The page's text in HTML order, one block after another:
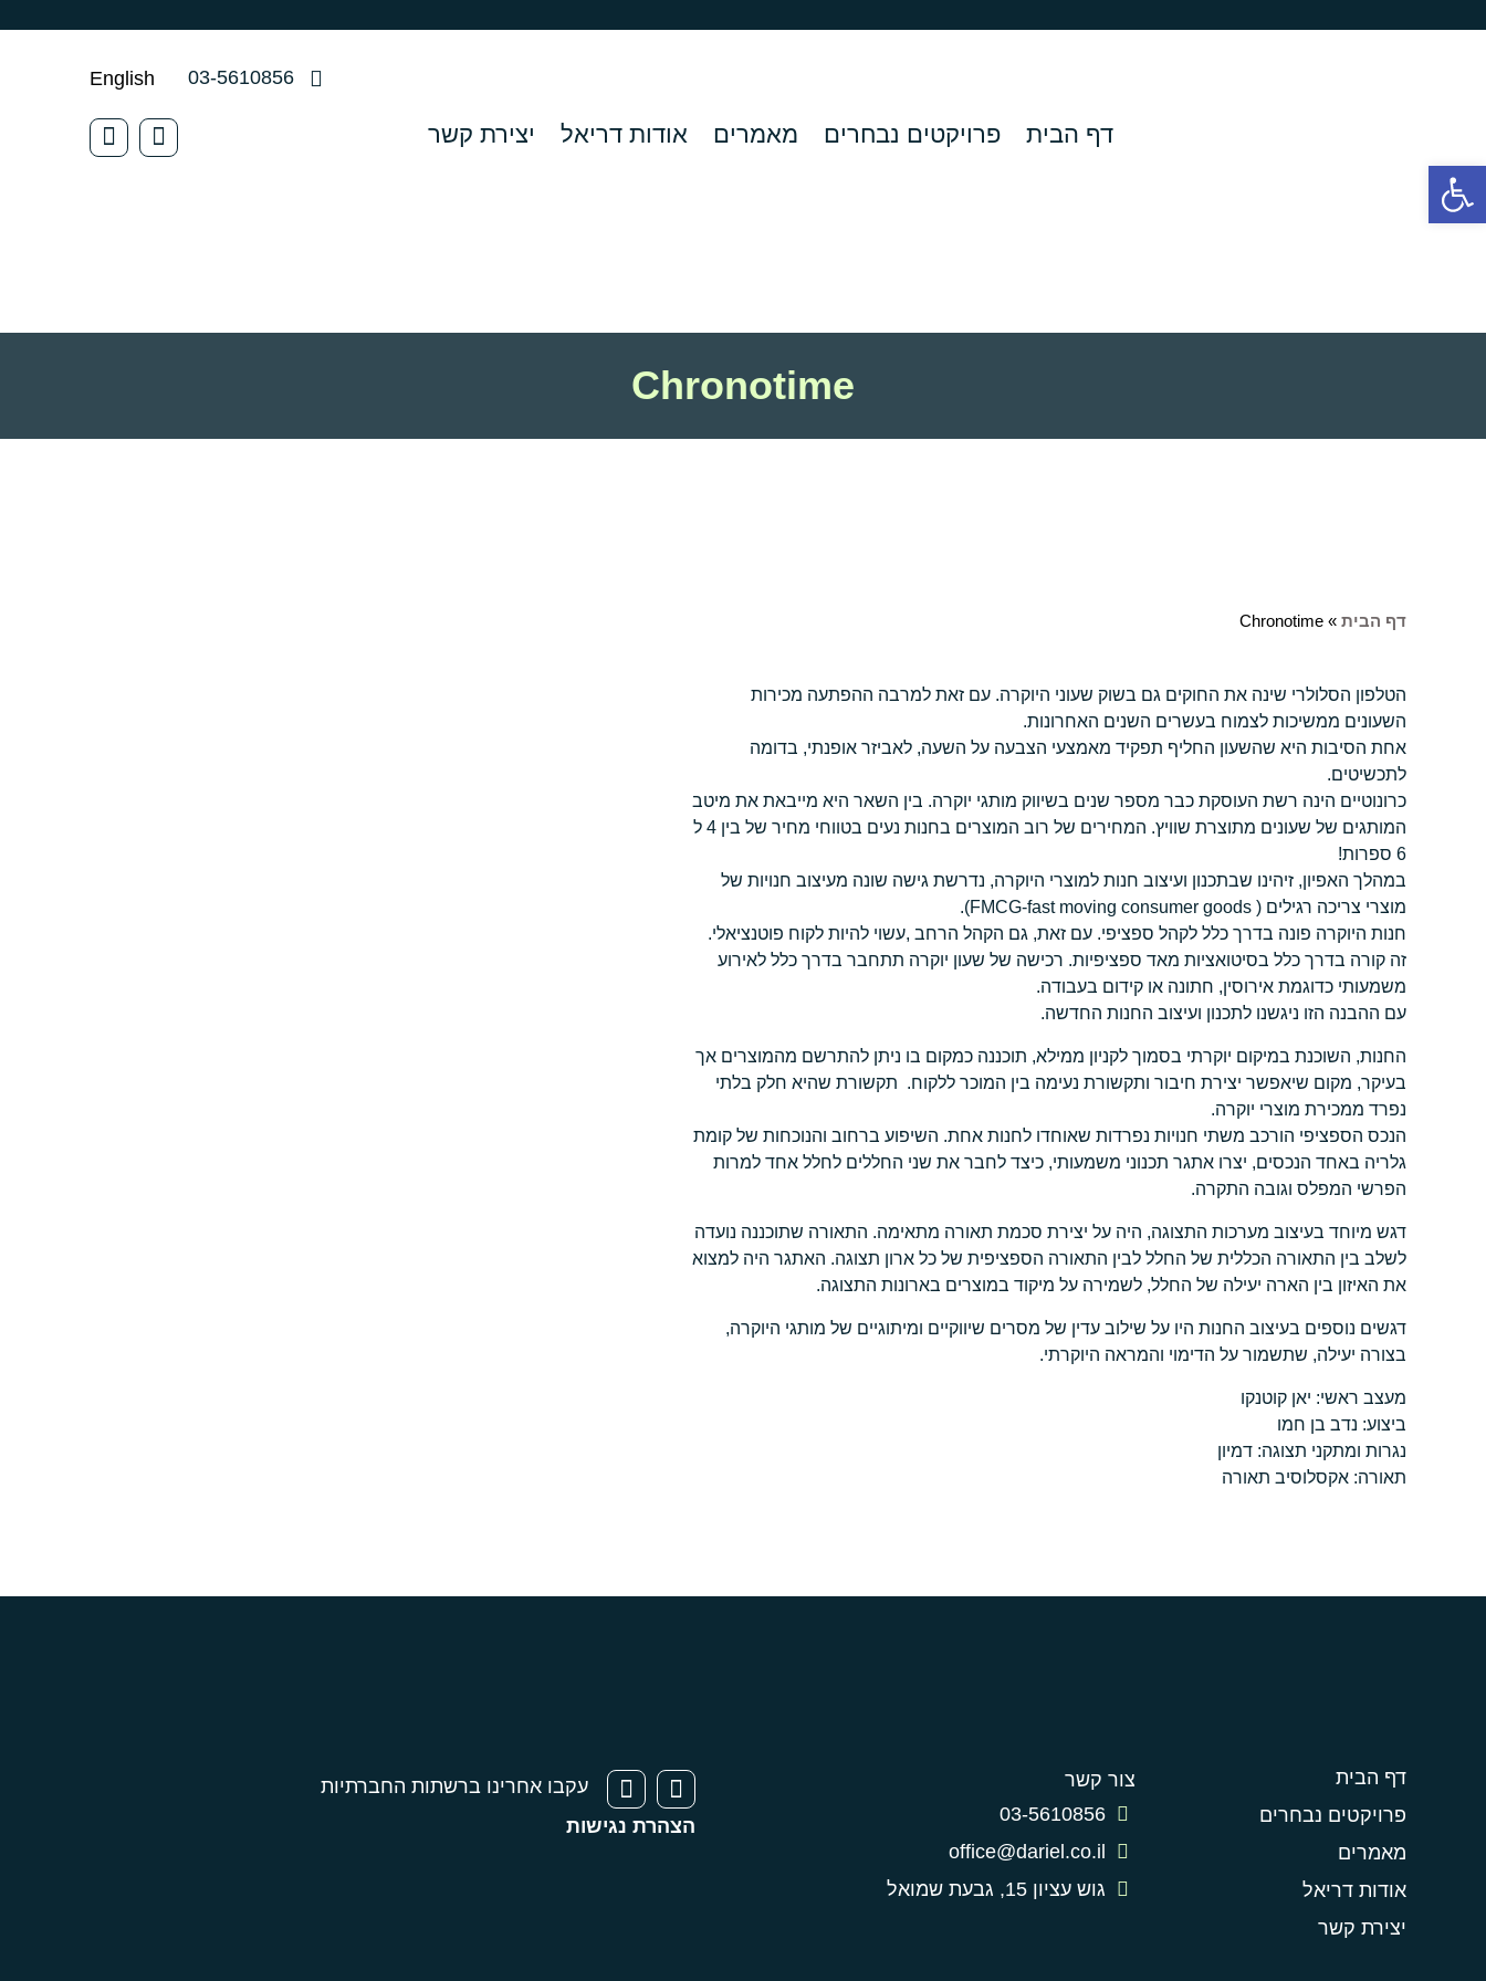
פתח סרגל נגישות
דף הבית פרויקטים נבחרים מאמרים אודות דריאל יצירת קשר
03-5610856
English
Chronotime
דף הבית »
Chronotime
הטלפון הסלולרי שינה את החוקים גם בשוק שעוני היוקרה. עם זאת למרבה ההפתעה מכירות
השעונים ממשיכות לצמוח בעשרים השנים האחרונות.
אחת הסיבות היא שהשעון החליף תפקיד מאמצעי הצבעה על השעה, לאביזר אופנתי, בדומה
לתכשיטים.
כרונוטיים הינה רשת העוסקת כבר מספר שנים בשיווק מותגי יוקרה. בין השאר היא מייבאת את מיטב
המותגים של שעונים מתוצרת שוויץ. המחירים של רוב המוצרים בחנות נעים בטווחי מחיר של בין 4 ל
6 ספרות!
במהלך האפיון, זיהינו שבתכנון ועיצוב חנות למוצרי היוקרה, נדרשת גישה שונה מעיצוב חנויות של
מוצרי צריכה רגילים ( FMCG-fast moving consumer goods).
חנות היוקרה פונה בדרך כלל לקהל ספציפי. עם זאת, גם הקהל הרחב ,עשוי להיות לקוח פוטנציאלי.
זה קורה בדרך כלל בסיטואציות מאד ספציפיות. רכישה של שעון יוקרה תתחבר בדרך כלל לאירוע
משמעותי כדוגמת אירוסין, חתונה או קידום בעבודה.
עם ההבנה הזו ניגשנו לתכנון ועיצוב החנות החדשה.
החנות, השוכנת במיקום יוקרתי בסמוך לקניון ממילא, תוכננה כמקום בו ניתן להתרשם מהמוצרים אך
בעיקר, מקום שיאפשר יצירת חיבור ותקשורת נעימה בין המוכר ללקוח. תקשורת שהיא חלק בלתי
נפרד ממכירת מוצרי יוקרה.
הנכס הספציפי הורכב משתי חנויות נפרדות שאוחדו לחנות אחת. השיפוע ברחוב והנוכחות של קומת
גלריה באחד הנכסים, יצרו אתגר תכנוני משמעותי, כיצד לחבר את שני החללים לחלל אחד למרות
הפרשי המפלס וגובה התקרה.
דגש מיוחד בעיצוב מערכות התצוגה, היה על יצירת סכמת תאורה מתאימה. התאורה שתוכננה נועדה
לשלב בין התאורה הכללית של החלל לבין התאורה הספציפית של כל ארון תצוגה. האתגר היה למצוא
את האיזון בין הארה יעילה של החלל, לשמירה על מיקוד במוצרים בארונות התצוגה.
דגשים נוספים בעיצוב החנות היו על שילוב עדין של מסרים שיווקיים ומיתוגיים של מותגי היוקרה,
בצורה יעילה, שתשמור על הדימוי והמראה היוקרתי.
מעצב ראשי: יאן קוטנקו
ביצוע: נדב בן חמו
נגרות ומתקני תצוגה: דמיון
תאורה: אקסלוסיב תאורה
דף הבית
פרויקטים נבחרים
מאמרים
אודות דריאל
יצירת קשר
צור קשר
03-5610856
office@dariel.co.il
גוש עציון 15, גבעת שמואל
עקבו אחרינו ברשתות החברתיות
הצהרת נגישות